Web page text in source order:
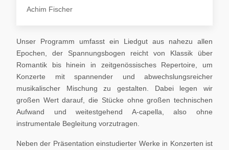
Achim Fischer
Unser Programm umfasst ein Liedgut aus nahezu allen
Epochen, der Spannungsbogen reicht von Klassik über
Romantik bis hinein in zeitgenössisches Repertoire, um
Konzerte mit spannender und abwechslungsreicher
musikalischer Mischung zu gestalten. Dabei legen wir
großen Wert darauf, die Stücke ohne großen technischen
Aufwand und weitestgehend A-capella, also ohne
instrumentale Begleitung vorzutragen.
Neben der Präsentation einstudierter Werke in Konzerten ist